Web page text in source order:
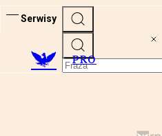
Serwisy
PRO